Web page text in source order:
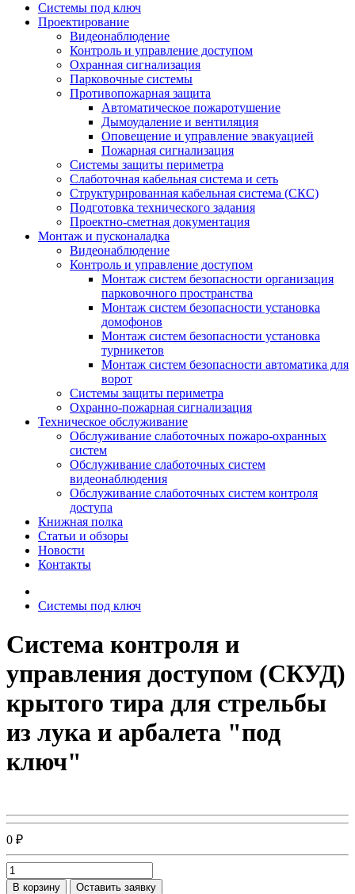
Системы под ключ
Проектирование
Видеонаблюдение
Контроль и управление доступом
Охранная сигнализация
Парковочные системы
Противопожарная защита
Автоматическое пожаротушение
Дымоудаление и вентиляция
Оповещение и управление эвакуацией
Пожарная сигнализация
Системы защиты периметра
Слаботочная кабельная система и сеть
Структурированная кабельная система (СКС)
Подготовка технического задания
Проектно-сметная документация
Монтаж и пусконаладка
Видеонаблюдение
Контроль и управление доступом
Монтаж систем безопасности организация
парковочного пространства
Монтаж систем безопасности установка
домофонов
Монтаж систем безопасности установка
турникетов
Монтаж систем безопасности автоматика для
ворот
Системы защиты периметра
Охранно-пожарная сигнализация
Техническое обслуживание
Обслуживание слаботочных пожаро-охранных
систем
Обслуживание слаботочных систем
видеонаблюдения
Обслуживание слаботочных систем контроля
доступа
Книжная полка
Статьи и обзоры
Новости
Контакты
Системы под ключ
Система контроля и
управления доступом (СКУД)
крытого тира для стрельбы
из лука и арбалета "под
ключ"
0 ₽
В корзину Оставить заявку